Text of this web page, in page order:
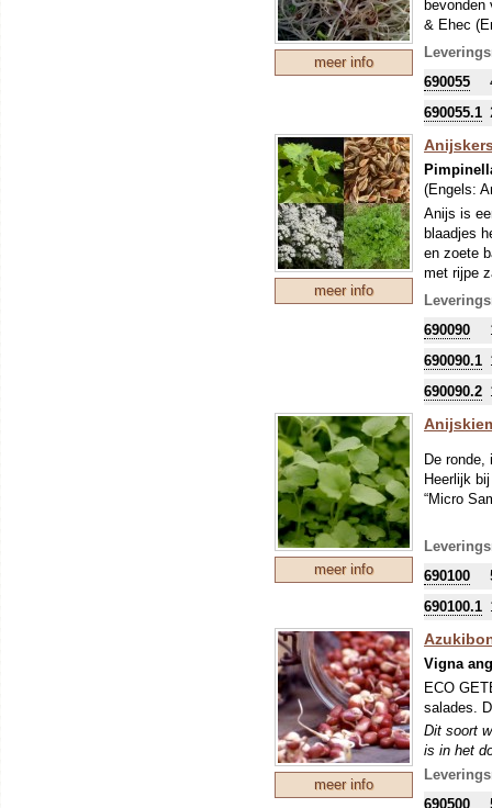
meer info
& Ehec
behandeld.
is in het
goed
690055
690055.1
meer info
(Engels:
Anijs is
blaadjes
en zoete
met rijpe
in een
De
690090
690090.1
690090.2
meer info
De
Heerlijk
“Micro
690100
690100.1
meer info
Vigna
ECO
salades.
Dit soort
is in het
goed
690500